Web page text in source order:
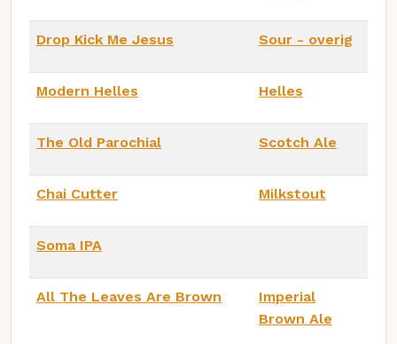
Drop Kick Me Jesus Sour - overig
Modern Helles Helles
The Old Parochial Scotch Ale
Chai Cutter Milkstout
Soma IPA
All The Leaves Are Brown
Imperial
Brown Ale